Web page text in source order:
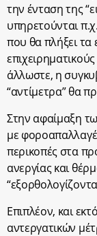
την ένταση της
υπηρετούνται
που θα πλήξει τα
άλλωστε, η
“αντίμετρα” θα
Στην αφαίμαξη
με
περικοπές στα
ανεργίας και
Επιπλέον, και
αντεργατικών